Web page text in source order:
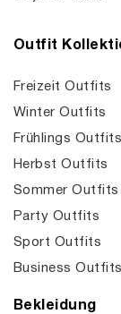
Outfit
Freizeit Outfits
Winter Outfits
Frühlings Outfits
Herbst Outfits
Sommer Outfits
Party Outfits
Sport Outfits
Business Outfits
Bekleidung